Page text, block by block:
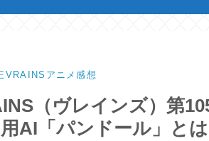
VRAINSアニメ感想
（ヴレインズ）第
AI「パンドール」とは